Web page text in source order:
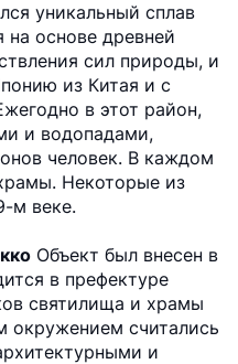
уникальный сплав
на основе древней
сил природы, и
из Китая и с
в этот район,
и водопадами,
человек. В каждом
Некоторые из
м веке.
Объект был внесен в
в префектуре
святилища и храмы
окружением считались
и